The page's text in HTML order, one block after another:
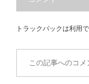
トラックバックは利用
この記事へのコメ